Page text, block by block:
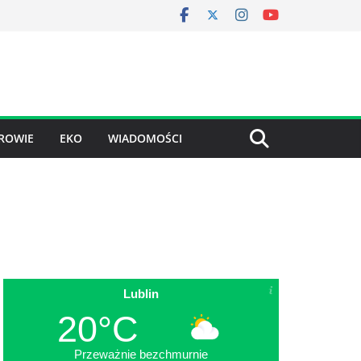
EKO WIADOMOŚCI
Lublin
20°C
Przeważnie bezchmurnie